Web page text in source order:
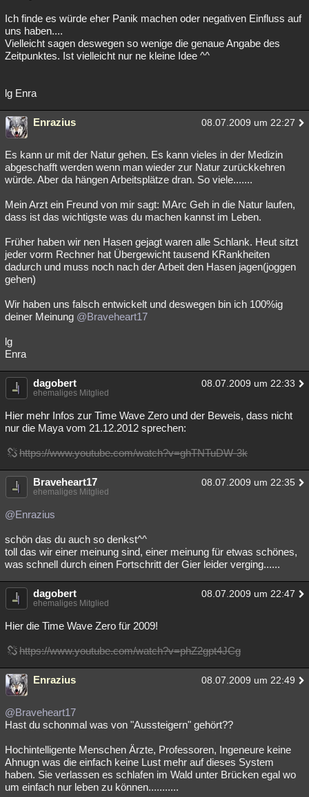
Ich finde es würde eher Panik machen oder negativen Einfluss auf
uns haben....
Vielleicht sagen deswegen so wenige die genaue Angabe des
Zeitpunktes. Ist vielleicht nur ne kleine Idee ^^
lg Enra
Enrazius 08.07.2009 um 22:27
Es kann ur mit der Natur gehen. Es kann vieles in der Medizin
abgeschafft werden wenn man wieder zur Natur zurückkehren
würde. Aber da hängen Arbeitsplätze dran. So viele.......
Mein Arzt ein Freund von mir sagt: MArc Geh in die Natur laufen,
dass ist das wichtigste was du machen kannst im Leben.
Früher haben wir nen Hasen gejagt waren alle Schlank. Heut sitzt
jeder vorm Rechner hat Übergewicht tausend KRankheiten
dadurch und muss noch nach der Arbeit den Hasen jagen(joggen
gehen)
Wir haben uns falsch entwickelt und deswegen bin ich 100%ig
deiner Meinung @Braveheart17
lg
Enra
dagobert 08.07.2009 um 22:33
ehemaliges Mitglied
Hier mehr Infos zur Time Wave Zero und der Beweis, dass nicht
nur die Maya vom 21.12.2012 sprechen:
https://www.youtube.com/watch?v=ghTNTuDW-3k
Braveheart17 08.07.2009 um 22:35
ehemaliges Mitglied
@Enrazius
schön das du auch so denkst^^
toll das wir einer meinung sind, einer meinung für etwas schönes,
was schnell durch einen Fortschritt der Gier leider verging......
dagobert 08.07.2009 um 22:47
ehemaliges Mitglied
Hier die Time Wave Zero für 2009!
https://www.youtube.com/watch?v=phZ2gpt4JCg
Enrazius 08.07.2009 um 22:49
@Braveheart17
Hast du schonmal was von "Aussteigern" gehört??
Hochintelligente Menschen Ärzte, Professoren, Ingeneure keine
Ahnugn was die einfach keine Lust mehr auf dieses System
haben. Sie verlassen es schlafen im Wald unter Brücken egal wo
um einfach nur leben zu können...........